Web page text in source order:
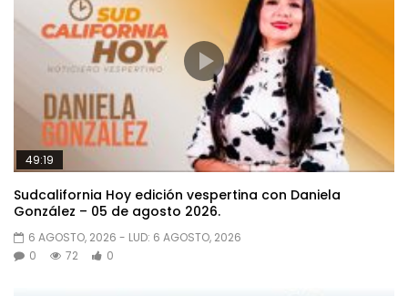
49:19
Sudcalifornia Hoy edición vespertina con Daniela
González – 05 de agosto 2026.
6 AGOSTO, 2026 - LUD: 6 AGOSTO, 2026
0
72 0